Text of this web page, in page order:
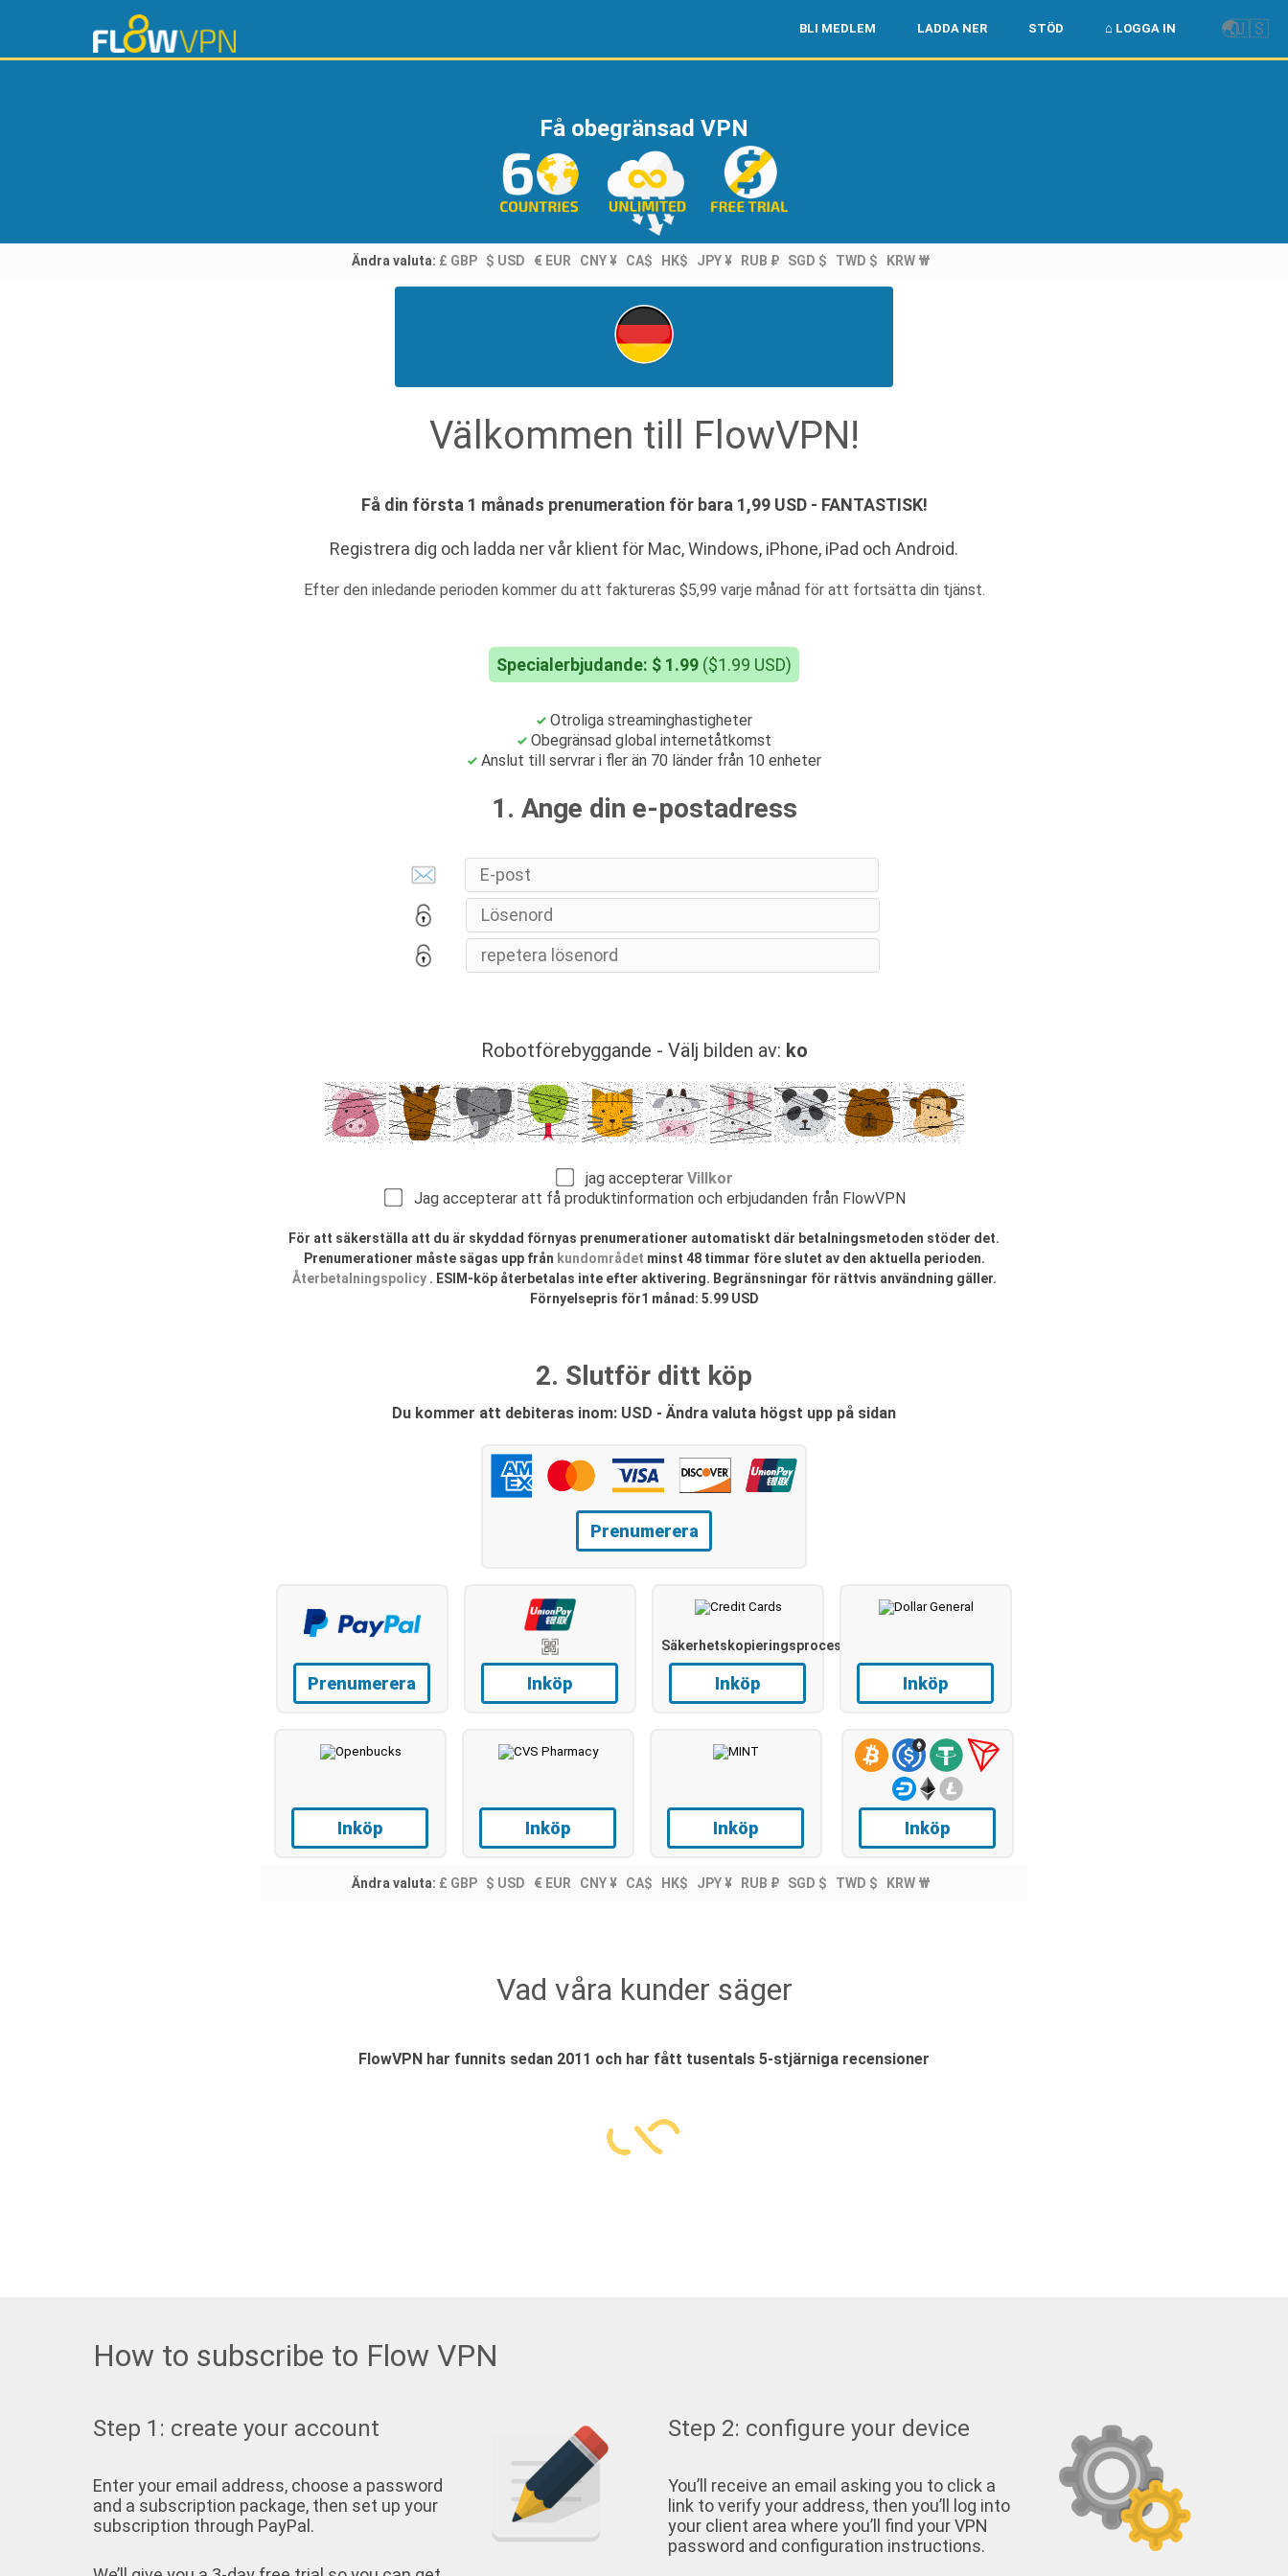
🌏🇺🇸
BLI MEDLEM LADDA NER STÖD ⌂ LOGGA IN
Få obegränsad VPN
Ändra valuta: £ GBP $ USD € EUR CNY ¥ CA$ HK$ JPY ¥ RUB ₽ SGD $ TWD $ KRW ₩
Välkommen till FlowVPN!
Få din första 1 månads prenumeration för bara 1,99 USD - FANTASTISK!
Registrera dig och ladda ner vår klient för Mac, Windows, iPhone, iPad och Android.
Efter den inledande perioden kommer du att faktureras $5,99 varje månad för att fortsätta din tjänst.
Specialerbjudande: $ 1.99 ($1.99 USD)
Otroliga streaminghastigheter
Obegränsad global internetåtkomst
Anslut till servrar i fler än 70 länder från 10 enheter
1. Ange din e-postadress
Robotförebyggande - Välj bilden av: ko
jag accepterar Villkor
Jag accepterar att få produktinformation och erbjudanden från FlowVPN
För att säkerställa att du är skyddad förnyas prenumerationer automatiskt där betalningsmetoden stöder det.
Prenumerationer måste sägas upp från kundområdet minst 48 timmar före slutet av den aktuella perioden.
Återbetalningspolicy. ESIM-köp återbetalas inte efter aktivering. Begränsningar för rättvis användning gäller.
Förnyelsepris för1 månad: 5.99 USD
2. Slutför ditt köp
Du kommer att debiteras inom: USD - Ändra valuta högst upp på sidan
Prenumerera
Prenumerera Inköp
Säkerhetskopieringsprocess
Inköp Inköp
Inköp Inköp Inköp Inköp
Ändra valuta: £ GBP $ USD € EUR CNY ¥ CA$ HK$ JPY ¥ RUB ₽ SGD $ TWD $ KRW ₩
Vad våra kunder säger
FlowVPN har funnits sedan 2011 och har fått tusentals 5-stjärniga recensioner
How to subscribe to Flow VPN
Step 1: create your account
Enter your email address, choose a password
and a subscription package, then set up your
subscription through PayPal.
Step 2: configure your device
You’ll receive an email asking you to click a
link to verify your address, then you’ll log into
your client area where you’ll find your VPN
password and configuration instructions.